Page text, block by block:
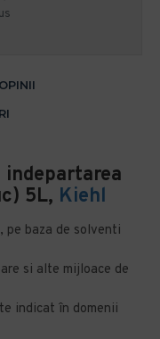
OPINII
5L, Kiehl
pe baza de solventi
si alte mijloace de
indicat în domenii